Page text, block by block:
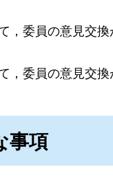
，委員の意見交換
，委員の意見交換
事項